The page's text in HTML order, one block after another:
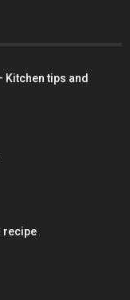
– Kitchen tips and
recipe